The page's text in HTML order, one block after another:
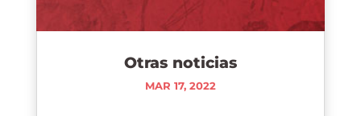
Otras noticias
MAR 17, 2022